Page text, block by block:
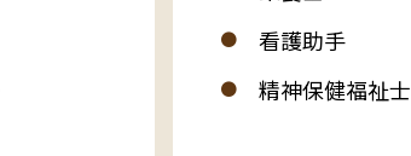
看護助手
精神保健福祉士